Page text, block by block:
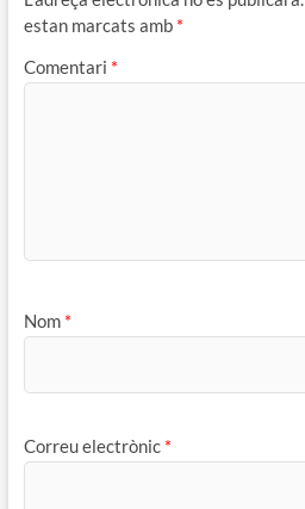
estan marcats amb *
Comentari *
Nom *
Correu electrònic *